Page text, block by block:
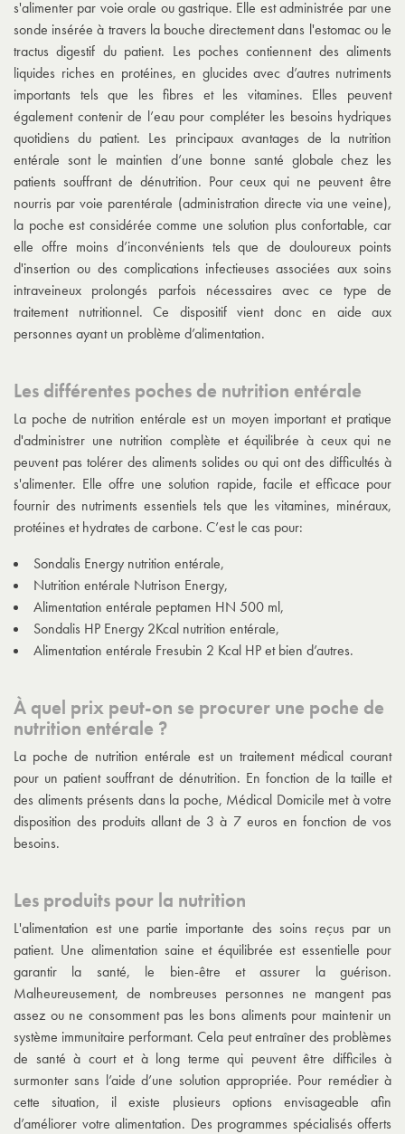
s'alimenter par voie orale ou gastrique. Elle est administrée par une
sonde insérée à travers la bouche directement dans l'estomac ou le
tractus digestif du patient. Les poches contiennent des aliments
liquides riches en protéines, en glucides avec d’autres nutriments
importants tels que les fibres et les vitamines. Elles peuvent
également contenir de l’eau pour compléter les besoins hydriques
quotidiens du patient. Les principaux avantages de la nutrition
entérale sont le maintien d’une bonne santé globale chez les
patients souffrant de dénutrition. Pour ceux qui ne peuvent être
nourris par voie parentérale (administration directe via une veine),
la poche est considérée comme une solution plus confortable, car
elle offre moins d’inconvénients tels que de douloureux points
d'insertion ou des complications infectieuses associées aux soins
intraveineux prolongés parfois nécessaires avec ce type de
traitement nutritionnel. Ce dispositif vient donc en aide aux
personnes ayant un problème d’alimentation.
Les différentes poches de nutrition entérale
La poche de nutrition entérale est un moyen important et pratique
d'administrer une nutrition complète et équilibrée à ceux qui ne
peuvent pas tolérer des aliments solides ou qui ont des difficultés à
s'alimenter. Elle offre une solution rapide, facile et efficace pour
fournir des nutriments essentiels tels que les vitamines, minéraux,
protéines et hydrates de carbone. C’est le cas pour:
Sondalis Energy nutrition entérale,
Nutrition entérale Nutrison Energy,
Alimentation entérale peptamen HN 500 ml,
Sondalis HP Energy 2Kcal nutrition entérale,
Alimentation entérale Fresubin 2 Kcal HP et bien d’autres.
À quel prix peut-on se procurer une poche de
nutrition entérale ?
La poche de nutrition entérale est un traitement médical courant
pour un patient souffrant de dénutrition. En fonction de la taille et
des aliments présents dans la poche, Médical Domicile met à votre
disposition des produits allant de 3 à 7 euros en fonction de vos
besoins.
Les produits pour la nutrition
L'alimentation est une partie importante des soins reçus par un
patient. Une alimentation saine et équilibrée est essentielle pour
garantir la santé, le bien-être et assurer la guérison.
Malheureusement, de nombreuses personnes ne mangent pas
assez ou ne consomment pas les bons aliments pour maintenir un
système immunitaire performant. Cela peut entraîner des problèmes
de santé à court et à long terme qui peuvent être difficiles à
surmonter sans l’aide d’une solution appropriée. Pour remédier à
cette situation, il existe plusieurs options envisageable afin
d’améliorer votre alimentation. Des programmes spécialisés offerts